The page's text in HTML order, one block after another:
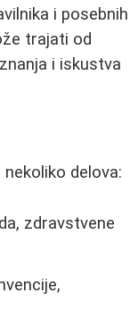
i posebnih
trajati od
i iskustva
delova:
zdravstvene